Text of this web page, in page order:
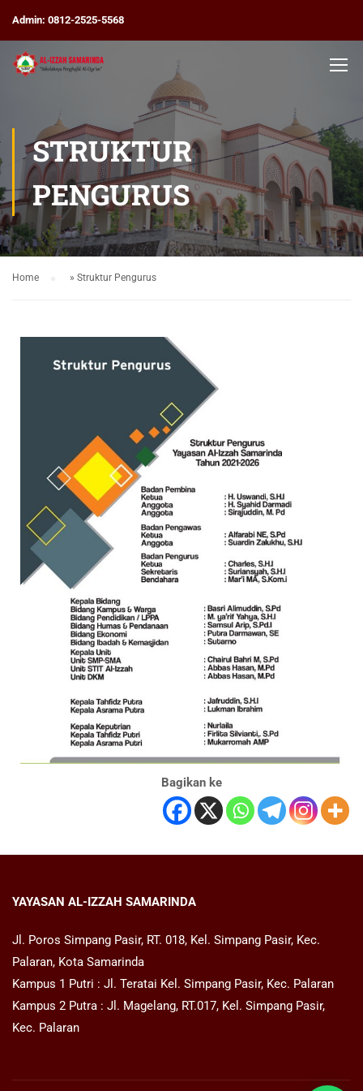
Admin: 0812-2525-5568
STRUKTUR
PENGURUS
Home » Struktur Pengurus
Bagikan ke
YAYASAN AL-IZZAH SAMARINDA
Jl. Poros Simpang Pasir, RT. 018, Kel. Simpang Pasir, Kec.
Palaran, Kota Samarinda
Kampus 1 Putri : Jl. Teratai Kel. Simpang Pasir, Kec. Palaran
Kampus 2 Putra : Jl. Magelang, RT.017, Kel. Simpang Pasir,
Kec. Palaran